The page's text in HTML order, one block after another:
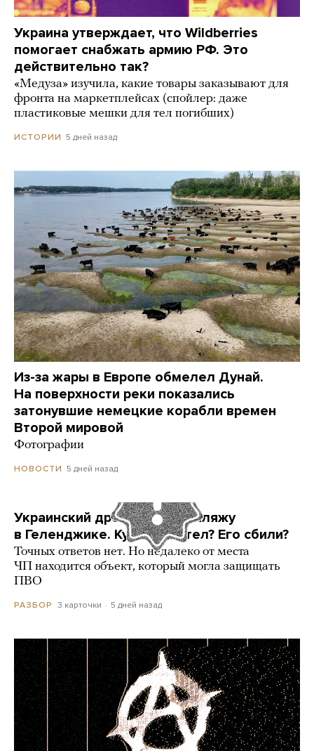
Украина утверждает, что Wildberries
помогает снабжать армию РФ. Это
действительно так?
«Медуза» изучила, какие товары заказывают для
фронта на маркетплейсах (спойлер: даже
пластиковые мешки для тел погибших)
ИСТОРИИ 5 дней назад
Из-за жары в Европе обмелел Дунай.
На поверхности реки показались
затонувшие немецкие корабли времен
Второй мировой
Фотографии
НОВОСТИ 5 дней назад
Украинский дрон попал по пляжу
в Геленджике. Куда он летел? Его сбили?
Точных ответов нет. Но недалеко от места
ЧП находится объект, который могла защищать
ПВО
РАЗБОР 3 карточки 5 дней назад